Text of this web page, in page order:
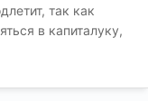
так как
в капиталуку,